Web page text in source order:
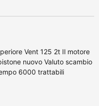
Vent 125 2t Il motore
nuovo Valuto scambio
6000 trattabili